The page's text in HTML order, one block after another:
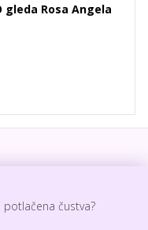
gleda Rosa Angela
čustva?